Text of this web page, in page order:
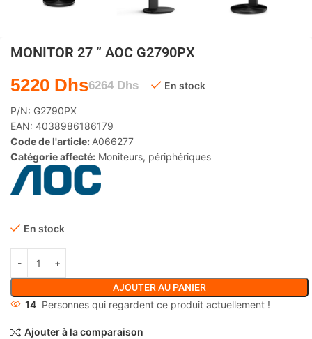
MONITOR 27 ” AOC G2790PX
6264Dhs
5220 Dhs En stock
P/N: G2790PX
EAN: 4038986186179
Code de l'article: A066277
Catégorie affecté: Moniteurs, périphériques
En stock
AJOUTER AU PANIER
14 Personnes qui regardent ce produit actuellement !
Ajouter à la comparaison